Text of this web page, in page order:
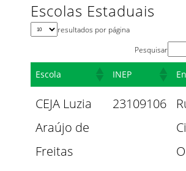
Escolas Estaduais
resultados por página
Pesquisar
Escola INEP
CEJA Luzia
Araújo de
Freitas
23109106